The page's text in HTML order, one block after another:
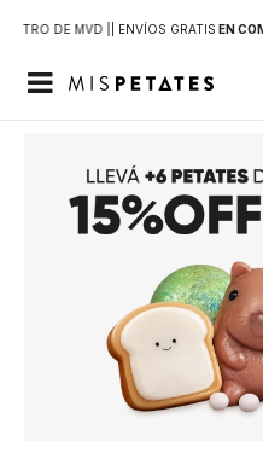
DE MVD | | ENVÍOS GRATIS EN
